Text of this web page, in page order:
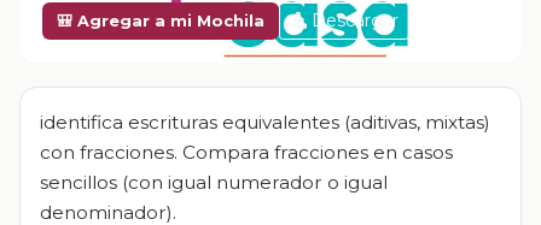
🎒 Agregar a mi Mochila Descargar
identifica escrituras equivalentes (aditivas, mixtas)
con fracciones. Compara fracciones en casos
sencillos (con igual numerador o igual
denominador).